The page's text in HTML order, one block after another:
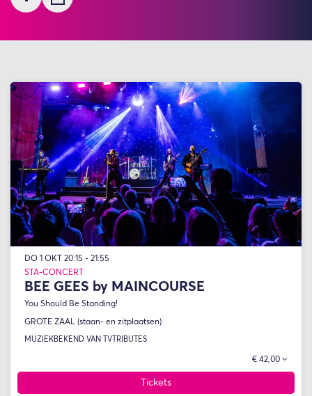
BEE GEES by MAINCOURSE
You Should Be Standing!
STA-CONCERT
DO 1 OKT 20:15 - 21:55
GROTE ZAAL (staan- en zitplaatsen)
MUZIEKBEKEND VAN TV TRIBUTES
€ 42,00
Tickets